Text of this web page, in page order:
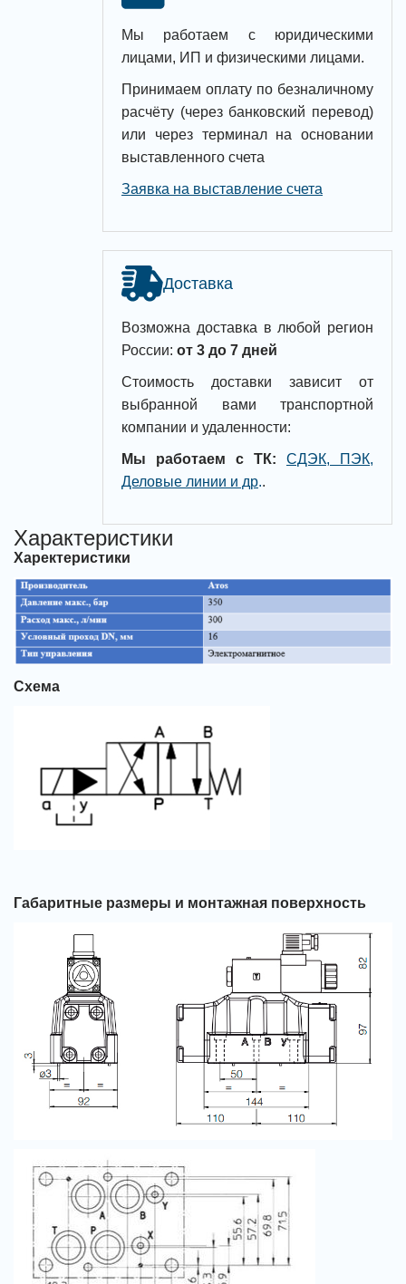
Мы работаем с юридическими
лицами, ИП и физическими лицами.
Принимаем оплату по безналичному
расчёту (через банковский перевод)
или через терминал на основании
выставленного счета
Заявка на выставление счета
Доставка
Возможна доставка в любой регион
России: от 3 до 7 дней
Стоимость доставки зависит от
выбранной вами транспортной
компании и удаленности:
Мы работаем с ТК:
СДЭК, ПЭК,
Деловые линии и др..
Характеристики
Харектеристики
Схема
Габаритные размеры и монтажная поверхность